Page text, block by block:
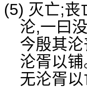
(5) 灭亡;丧
沦,一曰
今殷其
沦胥以
无沦胥